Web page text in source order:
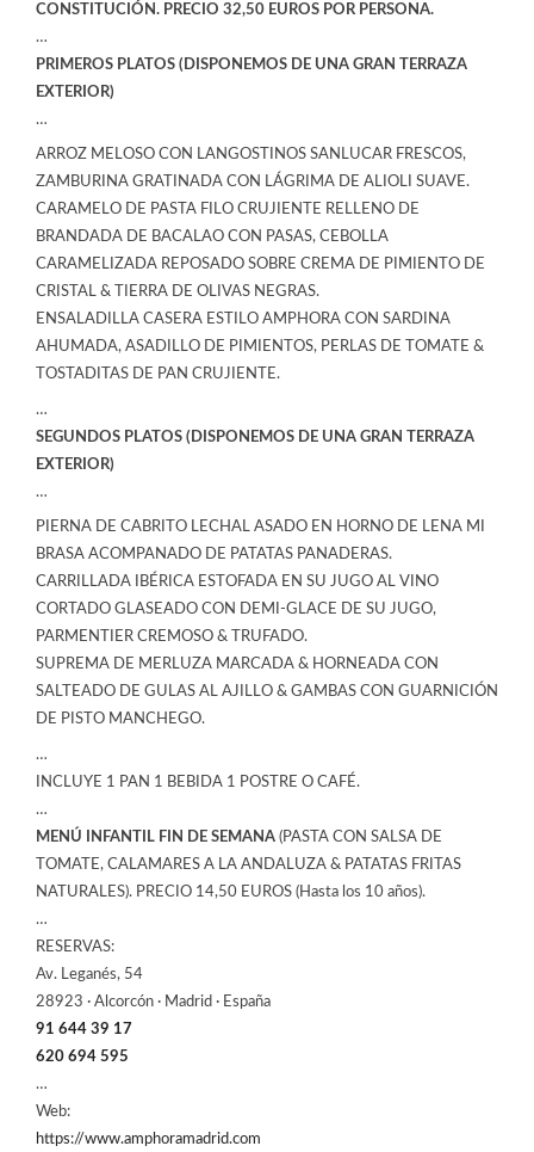
CONSTITUCIÓN. PRECIO 32,50 EUROS POR PERSONA.
…
PRIMEROS PLATOS (DISPONEMOS DE UNA GRAN TERRAZA
EXTERIOR)
…
ARROZ MELOSO CON LANGOSTINOS SANLUCAR FRESCOS,
ZAMBURINA GRATINADA CON LÁGRIMA DE ALIOLI SUAVE.
CARAMELO DE PASTA FILO CRUJIENTE RELLENO DE
BRANDADA DE BACALAO CON PASAS, CEBOLLA
CARAMELIZADA REPOSADO SOBRE CREMA DE PIMIENTO DE
CRISTAL & TIERRA DE OLIVAS NEGRAS.
ENSALADILLA CASERA ESTILO AMPHORA CON SARDINA
AHUMADA, ASADILLO DE PIMIENTOS, PERLAS DE TOMATE &
TOSTADITAS DE PAN CRUJIENTE.
…
SEGUNDOS PLATOS (DISPONEMOS DE UNA GRAN TERRAZA
EXTERIOR)
…
PIERNA DE CABRITO LECHAL ASADO EN HORNO DE LENA MI
BRASA ACOMPANADO DE PATATAS PANADERAS.
CARRILLADA IBÉRICA ESTOFADA EN SU JUGO AL VINO
CORTADO GLASEADO CON DEMI-GLACE DE SU JUGO,
PARMENTIER CREMOSO & TRUFADO.
SUPREMA DE MERLUZA MARCADA & HORNEADA CON
SALTEADO DE GULAS AL AJILLO & GAMBAS CON GUARNICIÓN
DE PISTO MANCHEGO.
…
INCLUYE 1 PAN 1 BEBIDA 1 POSTRE O CAFÉ.
…
MENÚ INFANTIL FIN DE SEMANA (PASTA CON SALSA DE
TOMATE, CALAMARES A LA ANDALUZA & PATATAS FRITAS
NATURALES). PRECIO 14,50 EUROS (Hasta los 10 años).
…
RESERVAS:
Av. Leganés, 54
28923 · Alcorcón · Madrid · España
91 644 39 17
620 694 595
…
Web:
https://www.amphoramadrid.com